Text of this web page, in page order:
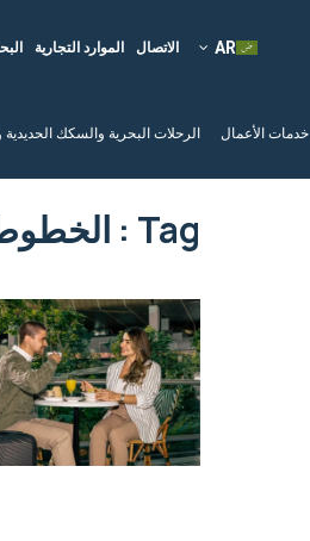
الموارد التجارية الاتصال
خدمات الأعمال الرحلات البحرية والسكك
Tag : الخطوط الجوية الكويتية